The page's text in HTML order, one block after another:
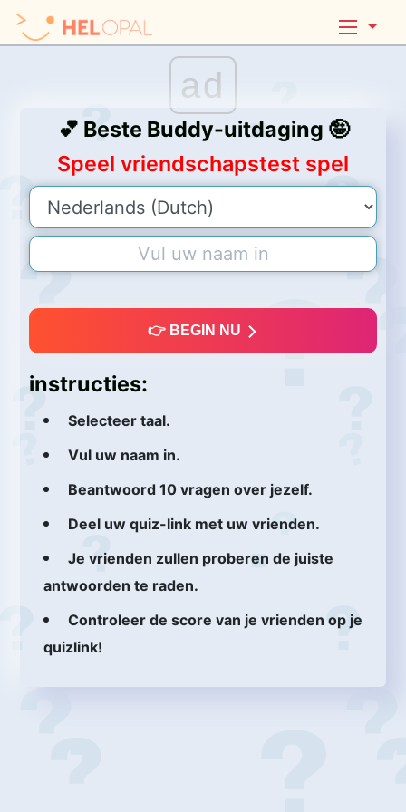
ad
💕 Beste Buddy-uitdaging 🤪
Speel vriendschapstest spel
👉 BEGIN NU
instructies:
Selecteer taal.
Vul uw naam in.
Beantwoord 10 vragen over jezelf.
Deel uw quiz-link met uw vrienden.
Je vrienden zullen proberen de juiste
antwoorden te raden.
Controleer de score van je vrienden op je
quizlink!